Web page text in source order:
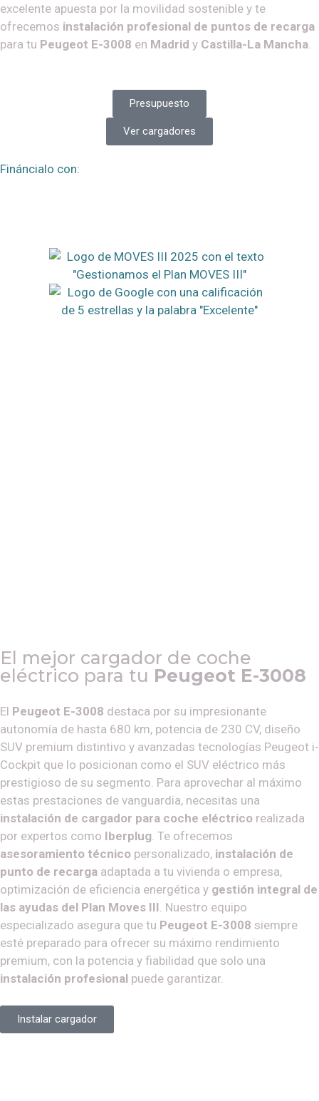
excelente apuesta por la movilidad sostenible y te
ofrecemos instalación profesional de puntos de recarga
para tu Peugeot E-3008 en Madrid y Castilla-La Mancha.
Presupuesto
Ver cargadores
Fináncialo con:
El mejor cargador de coche
eléctrico para tu Peugeot E-3008
El Peugeot E-3008 destaca por su impresionante
autonomía de hasta 680 km, potencia de 230 CV, diseño
SUV premium distintivo y avanzadas tecnologías Peugeot i-
Cockpit que lo posicionan como el SUV eléctrico más
prestigioso de su segmento. Para aprovechar al máximo
estas prestaciones de vanguardia, necesitas una
instalación de cargador para coche eléctrico realizada
por expertos como Iberplug . Te ofrecemos
asesoramiento técnico personalizado, instalación de
punto de recarga adaptada a tu vivienda o empresa,
optimización de eficiencia energética y gestión integral de
las ayudas del Plan Moves III . Nuestro equipo
especializado asegura que tu Peugeot E-3008 siempre
esté preparado para ofrecer su máximo rendimiento
premium, con la potencia y fiabilidad que solo una
instalación profesional puede garantizar.
Instalar cargador